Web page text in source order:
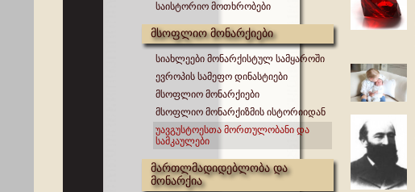
საისტორიო მოთხრობები
მსოფლიო მონარქიები
სიახლეები მონარქისტულ სამყაროში
ევროპის სამეფო დინასტიები
მსოფლიო მონარქიები
მსოფლიო მონარქიზმის ისტორიიდან
უავგუსტოესთა მორთულობანი და
სამკაულები
მართლმადიდებლობა და
მონარქია